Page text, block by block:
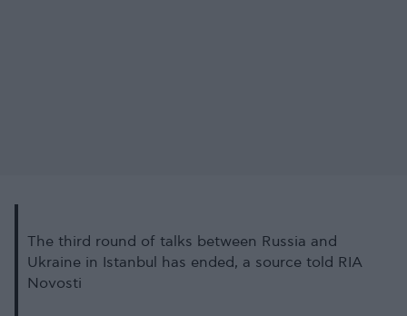
The third round of talks between Russia and
Ukraine in Istanbul has ended, a source told RIA
Novosti